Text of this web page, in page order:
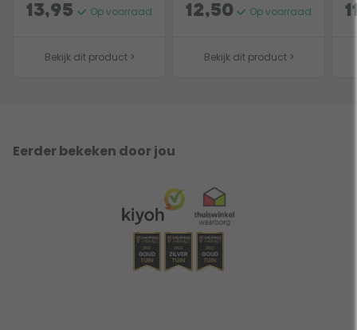
13,95 Op voorraad
Bekijk dit product >
12,50 Op voorraad
Bekijk dit product >
Eerder bekeken door jou